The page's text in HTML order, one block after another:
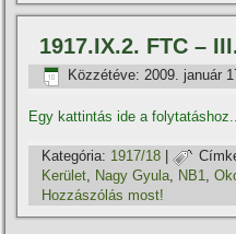
1917.IX.2. FTC –
Közzétéve: 2009. január
Egy kattintás ide a
Kategória: 1917/18 |
Kerület, Nagy Gyula, NB1,
Hozzászólás most!